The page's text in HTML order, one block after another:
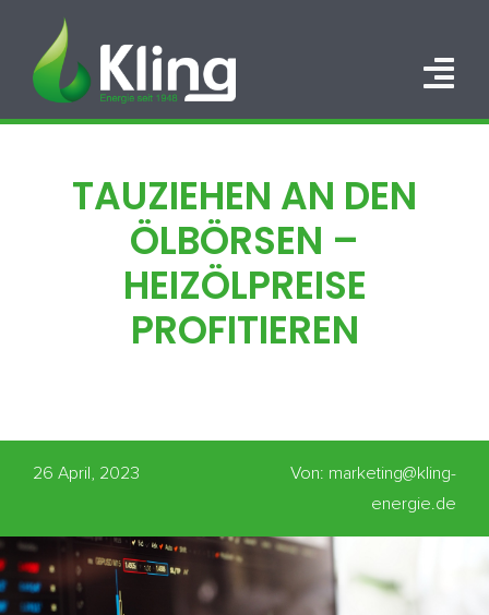
springen
PORTFOLIO
TAUZIEHEN AN DEN
ÖLBÖRSEN –
HEIZÖLPREISE
PROFITIEREN
26 April, 2023
Von: marketing@kling-
energie.de